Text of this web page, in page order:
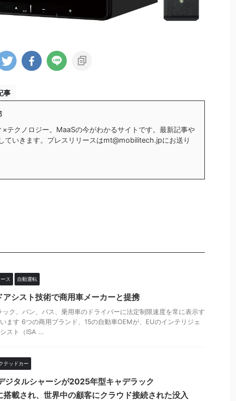
事
×テクノロジー。MaaSの今がわかるサイトです。最新記事や
ていきます。プレスリリースはmt@mobilitech.jpにお送り
ス 自動運転
アシスト技術で商用車メーカーと提携
ック、バン、バス、乗用車のドライバーに法定制限速度を常に表示す
ます 6つの商用ブランド、15の自動車OEMが、EUのインテリジェ
スト（ISA ...
テッドカー
タルシャーシが2025年型キャデラック
搭載され、世界中の顧客にクラウド接続された没入